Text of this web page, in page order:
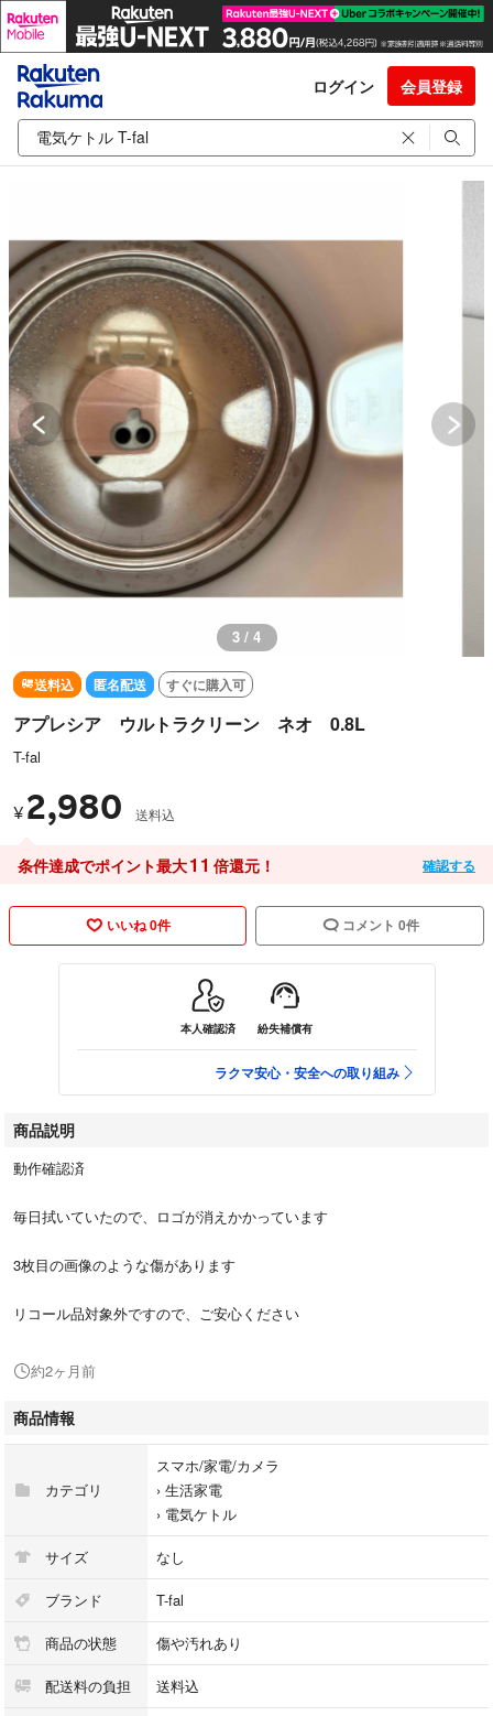
ログイン 会員登録
3 / 4
送料込 匿名配送 すぐに購入可
アプレシア ウルトラクリーン ネオ 0.8L
T-fal
¥ 2,980 送料込
条件達成でポイント最大11 倍還元！ 確認する
いいね 0件 コメント 0件
本人確認済 紛失補償有
ラクマ安心・安全への取り組み
商品説明
動作確認済
毎日拭いていたので、ロゴが消えかかっています
3枚目の画像のような傷があります
リコール品対象外ですので、ご安心ください
約2ヶ月前
商品情報
カテゴリ
スマホ/家電/カメラ
› 生活家電
› 電気ケトル
サイズ なし
ブランド T-fal
商品の状態 傷や汚れあり
配送料の負担 送料込